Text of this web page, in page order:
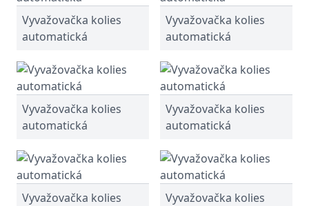
Vyvažovačka kolies
automatická
Vyvažovačka kolies
automatická
Vyvažovačka kolies
automatická
Vyvažovačka kolies
automatická
Vyvažovačka kolies
Vyvažovačka kolies